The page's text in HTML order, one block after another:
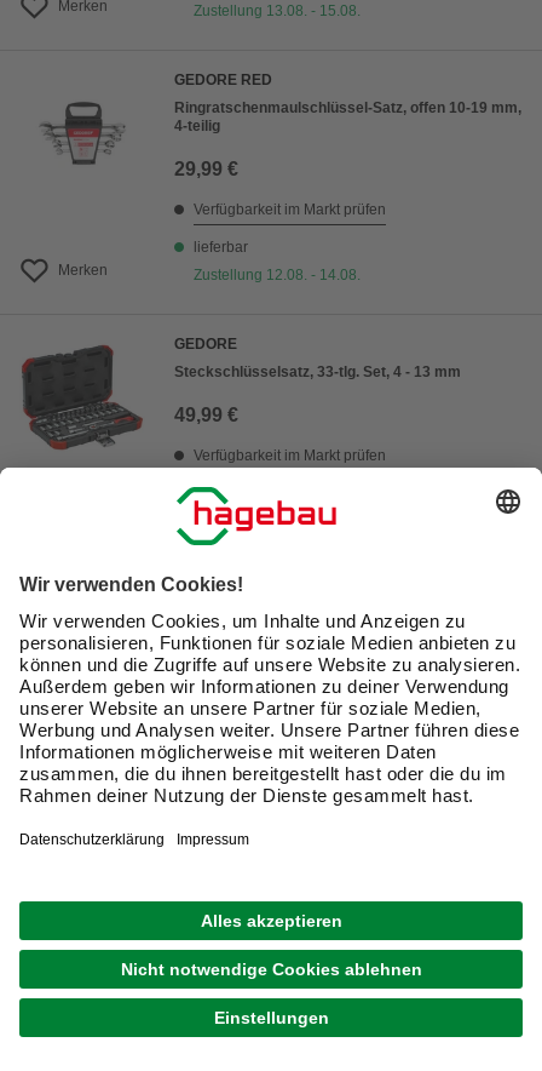
Merken
Zustellung 13.08. - 15.08.
Merken
GEDORE RED
Ringratschenmaulschlüssel-Satz, offen 10-19 mm,
4-teilig
29,99 €
Verfügbarkeit im Markt prüfen
lieferbar
Zustellung 12.08. - 14.08.
GEDORE
Steckschlüsselsatz, 33-tlg. Set, 4 - 13 mm
49,99 €
Verfügbarkeit im Markt prüfen
lieferbar
Zustellung 13.08. - 15.08.
Schraubenschlüssel und Steckschlüssel
für Profis und Hobbyhandwerker
Mit einem Schraubenschlüssel löst Du Muttern und
die Schlüssel durch die Schlüsselweite. Diese gibt an, für
Handwerkzeuge geeignet sind.
Je nach Art der Schraubtechnik lassen sich verschiedene
Arten von Schlüsseln unterscheiden. Weit verbreitet sind
Stiftschlüssel. Diese ermöglichen ein präzises Arbeiten